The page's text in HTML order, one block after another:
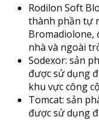
Rodilon Soft
thành phần tự
Bromadiolone,
nhà và ngoài
Sodexor: sản
được sử dụng
khu vực công
Tomcat: sản
được sử dụng